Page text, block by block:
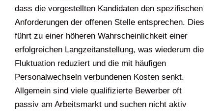
dass die vorgestellten Kandidaten den spezifischen
Anforderungen der offenen Stelle entsprechen. Dies
führt zu einer höheren Wahrscheinlichkeit einer
erfolgreichen Langzeitanstellung, was wiederum die
Fluktuation reduziert und die mit häufigen
Personalwechseln verbundenen Kosten senkt.
Allgemein sind viele qualifizierte Bewerber oft
passiv am Arbeitsmarkt und suchen nicht aktiv